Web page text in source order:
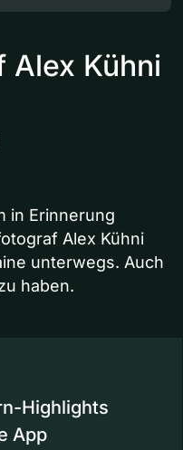
Alex Kühni
in Erinnerung
Alex Kühni
unterwegs. Auch
haben.
Highlights
App